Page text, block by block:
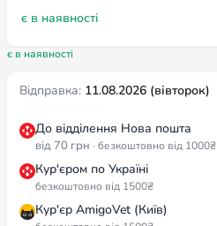
є в наявності
є в наявності
Відправка: 11.08.2026 (вівторок)
До відділення Нова пошта
від 70 грн · безкоштовно від 1000₴
Кур'єром по Україні
безкоштовно від 1500₴
Кур'єр AmigoVet (Київ)